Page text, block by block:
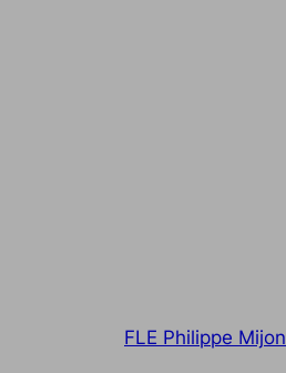
FLE Philippe Mijon